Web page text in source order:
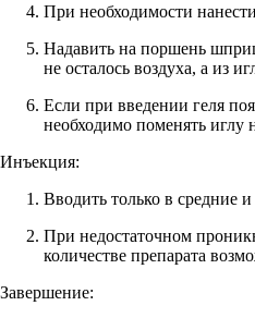
При необходимости
Надавить на поршень
не осталось воздуха, а из
Если при введении геля
необходимо поменять иглу
Инъекция:
Вводить только в средние
При недостаточном
количестве препарата
Завершение: